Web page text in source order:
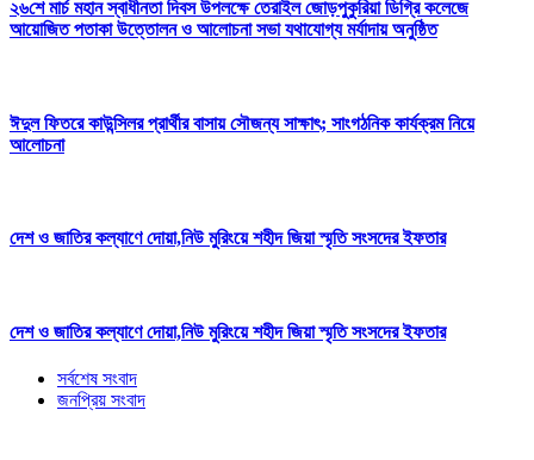
২৬শে মার্চ মহান স্বাধীনতা দিবস উপলক্ষে তেরাইল জোড়পুকুরিয়া ডিগ্রি কলেজে
আয়োজিত পতাকা উত্তোলন ও আলোচনা সভা যথাযোগ্য মর্যাদায় অনুষ্ঠিত
ঈদুল ফিতরে কাউন্সিলর প্রার্থীর বাসায় সৌজন্য সাক্ষাৎ; সাংগঠনিক কার্যক্রম নিয়ে
আলোচনা
দেশ ও জাতির কল্যাণে দোয়া,নিউ মুরিংয়ে শহীদ জিয়া স্মৃতি সংসদের ইফতার
দেশ ও জাতির কল্যাণে দোয়া,নিউ মুরিংয়ে শহীদ জিয়া স্মৃতি সংসদের ইফতার
সর্বশেষ সংবাদ
জনপ্রিয় সংবাদ